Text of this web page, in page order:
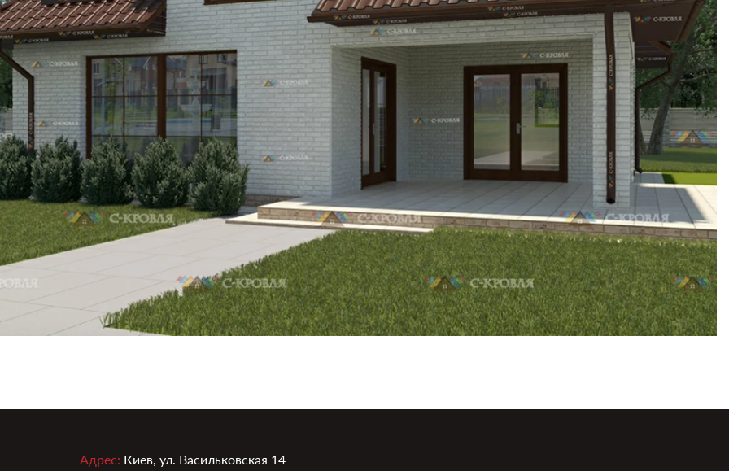
Адрес: Киев, ул. Васильковская 14